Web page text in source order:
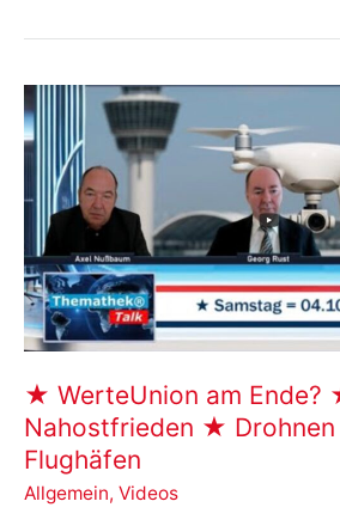
Stadtrat:
Schnetter
über
Basisdemokratie
in
Weimar
★ WerteUnion am Ende?
Nahostfrieden ★ Drohnen
Flughäfen
Allgemein, Videos